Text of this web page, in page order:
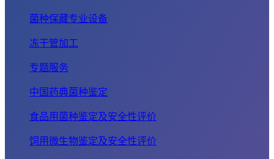
菌种保藏专业设备
冻干管加工
专题服务
中国药典菌种鉴定
食品用菌种鉴定及安全性评价
饲用微生物鉴定及安全性评价